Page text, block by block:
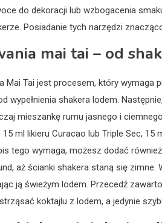
do dekoracji lub wzbogacenia
Posiadanie tych narzędzi
mai tai – od
Mai Tai jest procesem, który wymaga
wypełnienia shakera lodem.
mieszankę rumu jasnego i
ml likieru Curacao lub Triple Sec,
tego wymaga, możesz dodać
aż ścianki shakera staną się zimne.
ją świeżym lodem. Przecedź
koktajlu z lodem, a jedynie